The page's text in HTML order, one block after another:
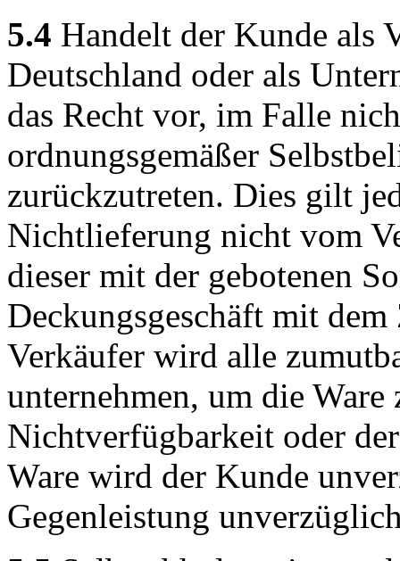
5.4 Handelt der Kunde als
Deutschland oder als
das Recht vor, im Falle
ordnungsgemäßer
zurückzutreten. Dies gilt
Nichtlieferung nicht vom
dieser mit der gebotenen
Deckungsgeschäft mit
Verkäufer wird alle
unternehmen, um die
Nichtverfügbarkeit oder
Ware wird der Kunde
Gegenleistung